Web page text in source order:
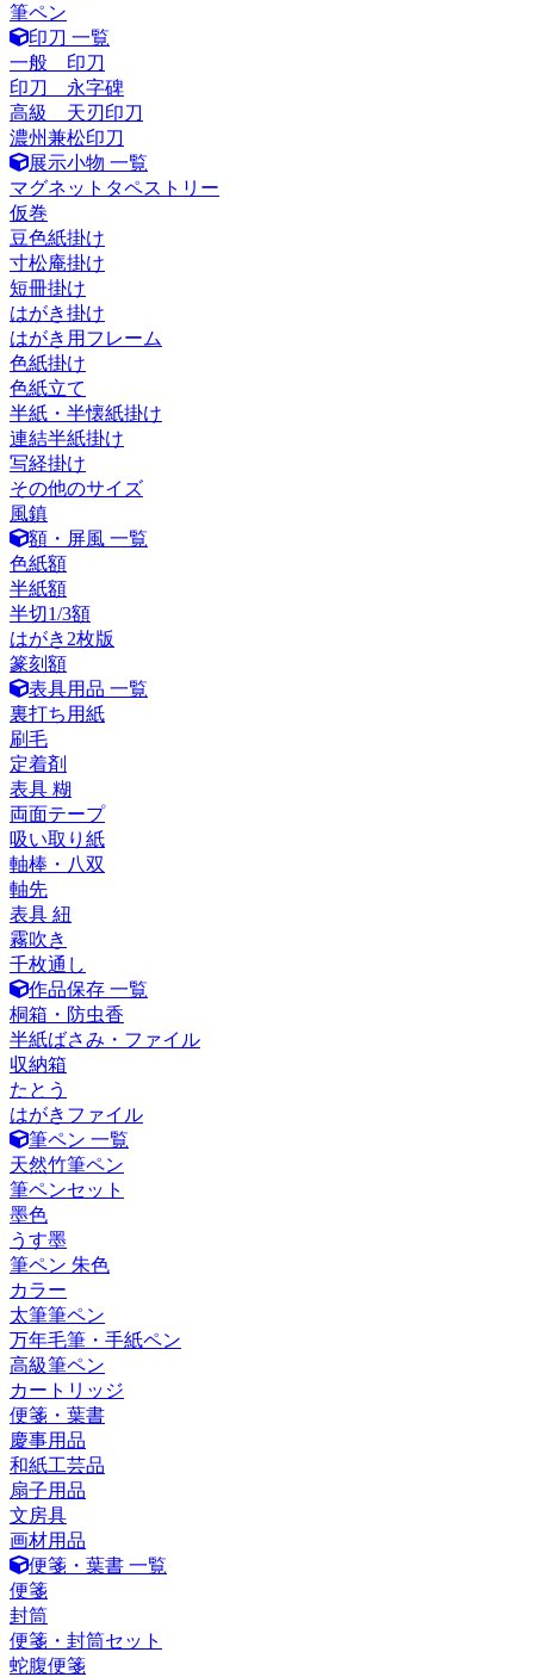
筆ペン
印刀 一覧
一般 印刀
印刀 永字碑
高級 天刃印刀
濃州兼松印刀
展示小物 一覧
マグネットタペストリー
仮巻
豆色紙掛け
寸松庵掛け
短冊掛け
はがき掛け
はがき用フレーム
色紙掛け
色紙立て
半紙・半懐紙掛け
連結半紙掛け
写経掛け
その他のサイズ
風鎮
額・屏風 一覧
色紙額
半紙額
半切1/3額
はがき2枚版
篆刻額
表具用品 一覧
裏打ち用紙
刷毛
定着剤
表具 糊
両面テープ
吸い取り紙
軸棒・八双
軸先
表具 紐
霧吹き
千枚通し
作品保存 一覧
桐箱・防虫香
半紙ばさみ・ファイル
収納箱
たとう
はがきファイル
筆ペン 一覧
天然竹筆ペン
筆ペンセット
墨色
うす墨
筆ペン 朱色
カラー
太筆筆ペン
万年毛筆・手紙ペン
高級筆ペン
カートリッジ
便箋・葉書
慶事用品
和紙工芸品
扇子用品
文房具
画材用品
便箋・葉書 一覧
便箋
封筒
便箋・封筒セット
蛇腹便箋